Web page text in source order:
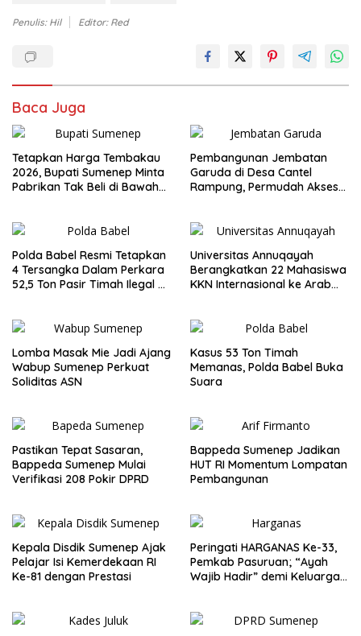
Penulis: Hil Editor: Red
Baca Juga
Tetapkan Harga Tembakau
2026, Bupati Sumenep Minta
Pabrikan Tak Beli di Bawah
Pembangunan Jembatan
Garuda di Desa Cantel
Rampung, Permudah Akses
Polda Babel Resmi Tetapkan
4 Tersangka Dalam Perkara
52,5 Ton Pasir Timah Ilegal di
Universitas Annuqayah
Berangkatkan 22 Mahasiswa
KKN Internasional ke Arab
Lomba Masak Mie Jadi Ajang
Wabup Sumenep Perkuat
Soliditas ASN
Kasus 53 Ton Timah
Memanas, Polda Babel Buka
Suara
Pastikan Tepat Sasaran,
Bappeda Sumenep Mulai
Verifikasi 208 Pokir DPRD
Bappeda Sumenep Jadikan
HUT RI Momentum Lompatan
Pembangunan
Kepala Disdik Sumenep Ajak
Pelajar Isi Kemerdekaan RI
Ke-81 dengan Prestasi
Peringati HARGANAS Ke-33,
Pemkab Pasuruan; “Ayah
Wajib Hadir” demi Keluarga